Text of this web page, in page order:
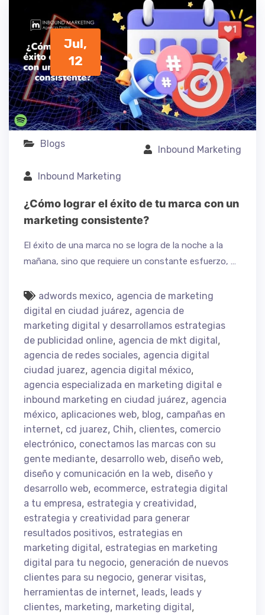
Jul,
12
Blogs
Inbound Marketing
Inbound Marketing
¿Cómo lograr el éxito de tu marca con un
marketing consistente?
El éxito de una marca no se logra de la noche a la
mañana, sino que requiere un constante esfuerzo, …
adwords mexico, agencia de marketing
digital en ciudad juárez, agencia de
marketing digital y desarrollamos estrategias
de publicidad online, agencia de mkt digital,
agencia de redes sociales, agencia digital
ciudad juarez, agencia digital méxico,
agencia especializada en marketing digital e
inbound marketing en ciudad juárez, agencia
méxico, aplicaciones web, blog, campañas en
internet, cd juarez, Chih, clientes, comercio
electrónico, conectamos las marcas con su
gente mediante, desarrollo web, diseño web,
diseño y comunicación en la web, diseño y
desarrollo web, ecommerce, estrategia digital
a tu empresa, estrategia y creatividad,
estrategia y creatividad para generar
resultados positivos, estrategias en
marketing digital, estrategias en marketing
digital para tu negocio, generación de nuevos
clientes para su negocio, generar visitas,
herramientas de internet, leads, leads y
clientes, marketing, marketing digital,